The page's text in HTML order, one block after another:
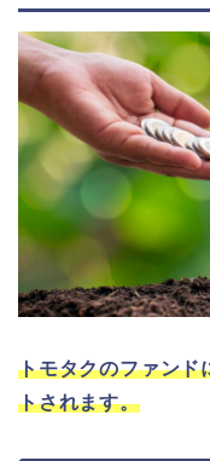
トモタクのファンド
トされます。